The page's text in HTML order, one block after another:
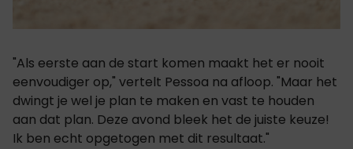
"Als eerste aan de start komen maakt het er nooit
eenvoudiger op," vertelt Pessoa na afloop. "Maar het
dwingt je wel je plan te maken en vast te houden
aan dat plan. Deze avond bleek het de juiste keuze!
Ik ben echt opgetogen met dit resultaat."